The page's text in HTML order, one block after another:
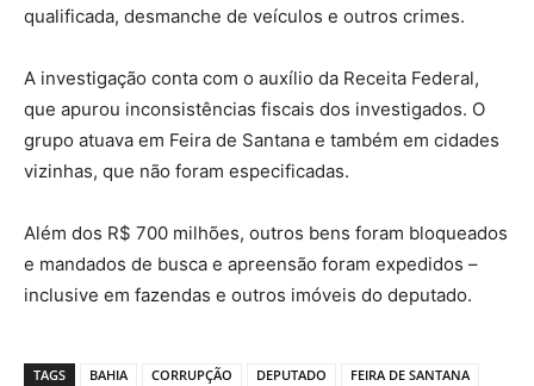
qualificada, desmanche de veículos e outros crimes.
A investigação conta com o auxílio da Receita Federal,
que apurou inconsistências fiscais dos investigados. O
grupo atuava em Feira de Santana e também em cidades
vizinhas, que não foram especificadas.
Além dos R$ 700 milhões, outros bens foram bloqueados
e mandados de busca e apreensão foram expedidos –
inclusive em fazendas e outros imóveis do deputado.
TAGS BAHIA CORRUPÇÃO DEPUTADO
FEIRA DE SANTANA